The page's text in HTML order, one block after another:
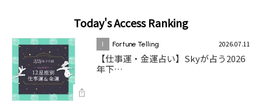
Today's Access Ranking
1 Fortune Telling 2026.07.11
【仕事運・金運占い】Skyが占う2026
年下…